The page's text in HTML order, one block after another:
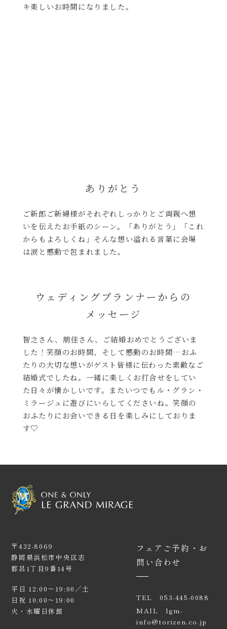
キ楽しいお時間になりました。
ありがとう
ご新郎ご新婦様がそれぞれしっかりとご両親へ想
いを伝えたお手紙のシーン。「ありがとう」「これ
からもよろしくね」そんな想い溢れる言葉に会場
は涙と感動で包まれました。
ウェディングプランナーからの
メッセージ
智之さん、朋佳さん、ご結婚おめでとうございま
した！笑顔のお時間、そして感動のお時間…おふ
たりの大切な想いがゲスト皆様に伝わった素敵なご
結婚式でしたね。一緒に楽しくお打合せをしてい
た日々が懐かしいです。またいつでもル・グラン・
ミラージュに遊びにいらしてくださいね。笑顔の
おふたりにお会いできる日を楽しみにしておりま
す♡
〒432-8069
静岡県浜松市中央区志
都呂1丁目9番14号
平日 12:00〜19:00／土
日祝 10:00〜19:00
火・水曜日休館
フェアご予約・お
問い合わせ
TEL 053-445-0088
MAIL lgm-
info@torizen.co.jp